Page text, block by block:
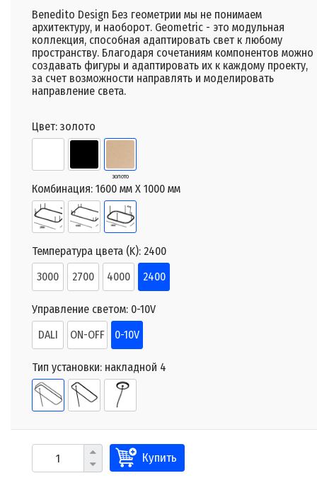
Benedito Design Без геометрии мы не понимаем
архитектуру, и наоборот. Geometric - это модульная
коллекция, способная адаптировать свет к любому
пространству. Благодаря сочетаниям компонентов можно
создавать фигуры и адаптировать их к каждому проекту,
за счет возможности направлять и моделировать
направление света.
Цвет: золото
золото
Комбинация: 1600 мм X 1000 мм
Температура цвета (K): 2400
3000
2700 4000 2400
Управление светом: 0-10V
DALI
ON-OFF 0-10V
Тип установки: накладной 4
Купить